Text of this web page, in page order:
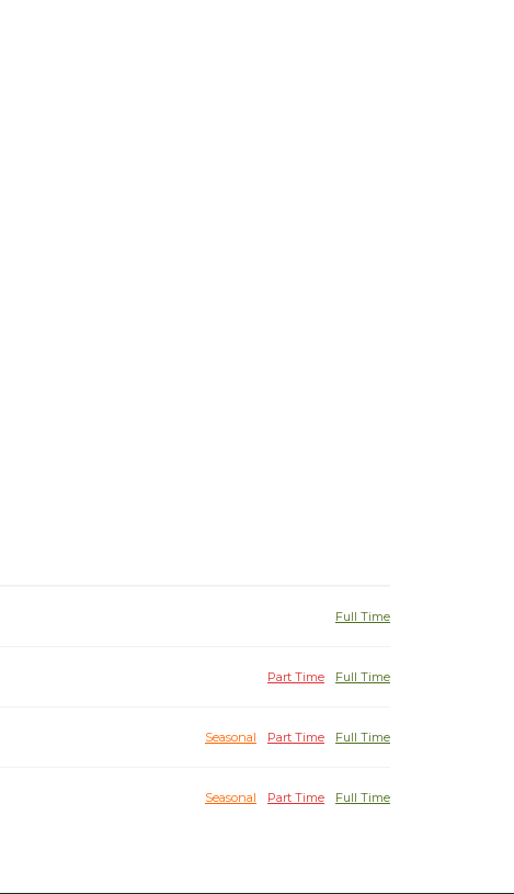
Full Time
Full Time
Part Time
Full Time
Part Time
Seasonal
Full Time
Part Time
Seasonal